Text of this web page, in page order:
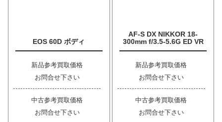
EOS 60D ボディ
新品参考買取価格
お問合せ下さい
中古参考買取価格
お問合せ下さい
AF-S DX NIKKOR 18-
300mm f/3.5-5.6G ED VR
新品参考買取価格
お問合せ下さい
中古参考買取価格
お問合せ下さい